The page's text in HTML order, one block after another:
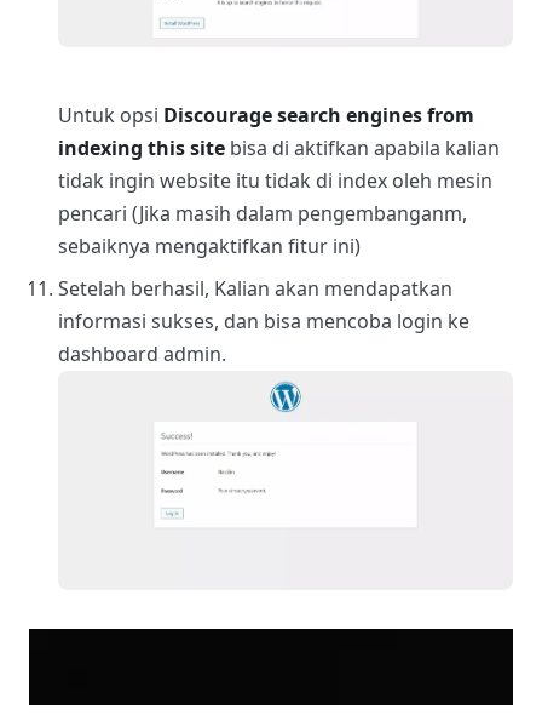
Untuk opsi Discourage search engines from
indexing this site bisa di aktifkan apabila kalian
tidak ingin website itu tidak di index oleh mesin
pencari (Jika masih dalam pengembanganm,
sebaiknya mengaktifkan fitur ini)
Setelah berhasil, Kalian akan mendapatkan
informasi sukses, dan bisa mencoba login ke
dashboard admin.